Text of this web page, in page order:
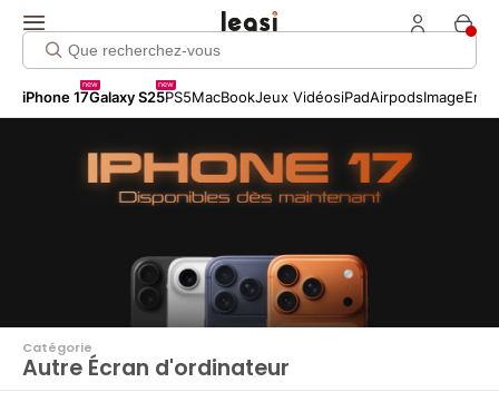
iPhone 17
new
Galaxy S25
new
PS5MacBookJeux VidéosiPadAirpodsImage
Click me!
Catégorie
Autre Écran d'ordinateur